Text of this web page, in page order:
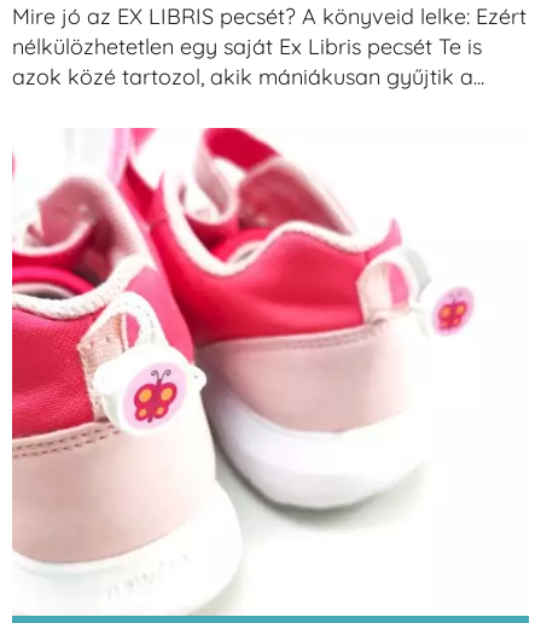
Mire jó az EX LIBRIS pecsét? A könyveid lelke: Ezért
nélkülözhetetlen egy saját Ex Libris pecsét Te is
azok közé tartozol, akik mániákusan gyűjtik a...